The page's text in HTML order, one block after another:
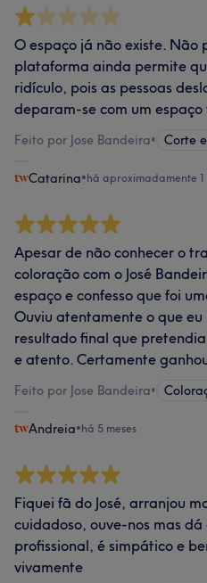
O espaço já não existe. Não
plataforma ainda permite
ridículo, pois as pessoas
deparam-se com um
Feito por Jose Bandeira• Corte
Catarina•há aproximadamente 1
Apesar de não conhecer o
coloração com o José
espaço e confesso que foi
Ouviu atentamente o que
resultado final que
e atento. Certamente
Feito por Jose Bandeira•
Andreia•há 5 meses
Fiquei fã do José, arranjou
cuidadoso, ouve-nos mas
profissional, é simpático e
vivamente